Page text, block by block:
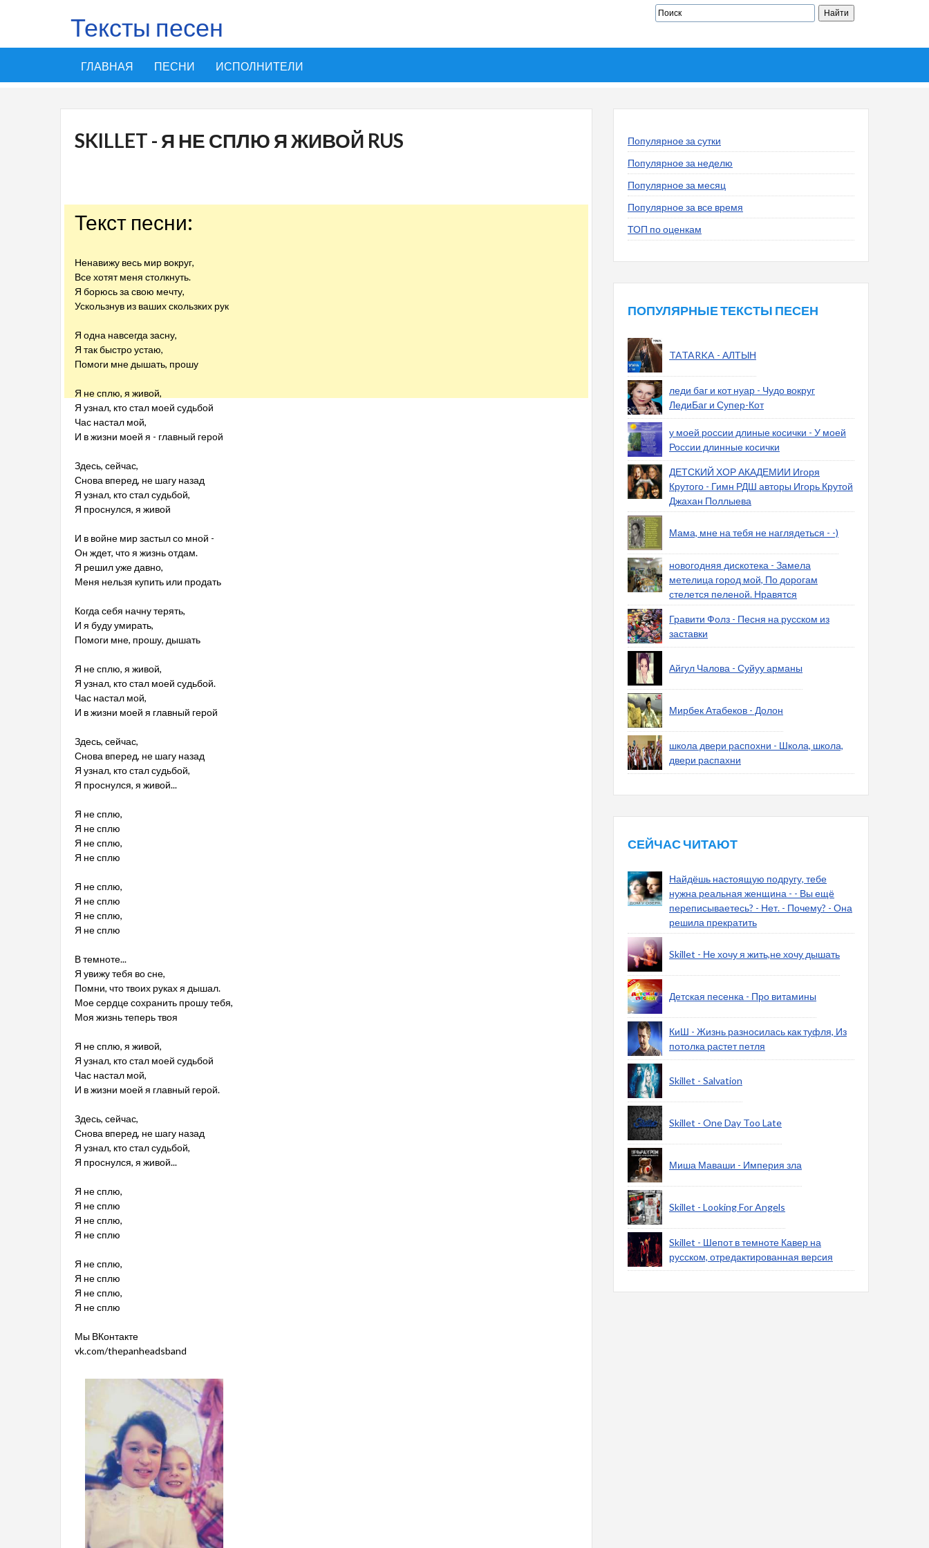
Тексты песен
ГЛАВНАЯ ПЕСНИ ИСПОЛНИТЕЛИ
SKILLET - Я НЕ СПЛЮ Я ЖИВОЙ RUS
Текст песни:
Ненавижу весь мир вокруг,
Все хотят меня столкнуть.
Я борюсь за свою мечту,
Ускользнув из ваших скользких рук
Я одна навсегда засну,
Я так быстро устаю,
Помоги мне дышать, прошу
Я не сплю, я живой,
Я узнал, кто стал моей судьбой
Час настал мой,
И в жизни моей я - главный герой
Здесь, сейчас,
Снова вперед, не шагу назад
Я узнал, кто стал судьбой,
Я проснулся, я живой
И в войне мир застыл со мной -
Он ждет, что я жизнь отдам.
Я решил уже давно,
Меня нельзя купить или продать
Когда себя начну терять,
И я буду умирать,
Помоги мне, прошу, дышать
Я не сплю, я живой,
Я узнал, кто стал моей судьбой.
Час настал мой,
И в жизни моей я главный герой
Здесь, сейчас,
Снова вперед, не шагу назад
Я узнал, кто стал судьбой,
Я проснулся, я живой...
Я не сплю,
Я не сплю
Я не сплю,
Я не сплю
Я не сплю,
Я не сплю
Я не сплю,
Я не сплю
В темноте...
Я увижу тебя во сне,
Помни, что твоих руках я дышал.
Мое сердце сохранить прошу тебя,
Моя жизнь теперь твоя
Я не сплю, я живой,
Я узнал, кто стал моей судьбой
Час настал мой,
И в жизни моей я главный герой.
Здесь, сейчас,
Снова вперед, не шагу назад
Я узнал, кто стал судьбой,
Я проснулся, я живой...
Я не сплю,
Я не сплю
Я не сплю,
Я не сплю
Я не сплю,
Я не сплю
Я не сплю,
Я не сплю
Мы ВКонтакте
vk.com/thepanheadsband
Популярное за сутки
Популярное за неделю
Популярное за месяц
Популярное за все время
ТОП по оценкам
ПОПУЛЯРНЫЕ ТЕКСТЫ ПЕСЕН
TATARKA - АЛТЫН
леди баг и кот нуар - Чудо вокруг
ЛедиБаг и Супер-Кот
у моей россии длиные косички - У моей
России длинные косички
ДЕТСКИЙ ХОР АКАДЕМИИ Игоря
Крутого - Гимн РДШ авторы Игорь Крутой
Джахан Поллыева
Мама, мне на тебя не наглядеться - -)
новогодняя дискотека - Замела
метелица город мой, По дорогам
стелется пеленой. Нравятся
Гравити Фолз - Песня на русском из
заставки
Айгул Чалова - Суйуу арманы
Мирбек Атабеков - Долон
школа двери распохни - Школа, школа,
двери распахни
СЕЙЧАС ЧИТАЮТ
Найдёшь настоящую подругу, тебе
нужна реальная женщина - - Вы ещё
переписываетесь? - Нет. - Почему? - Она
решила прекратить
Skillet - Не хочу я жить,не хочу дышать
Детская песенка - Про витамины
КиШ - Жизнь разносилась как туфля, Из
потолка растет петля
Skillet - Salvation
Skillet - One Day Too Late
Миша Маваши - Империя зла
Skillet - Looking For Angels
Skillet - Шепот в темноте Кавер на
русском, отредактированная версия